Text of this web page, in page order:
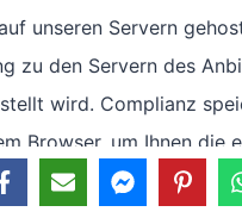
unseren Servern
zu den Servern des
wird. Complianz
Browser, um Ihnen die
deren Widerruf